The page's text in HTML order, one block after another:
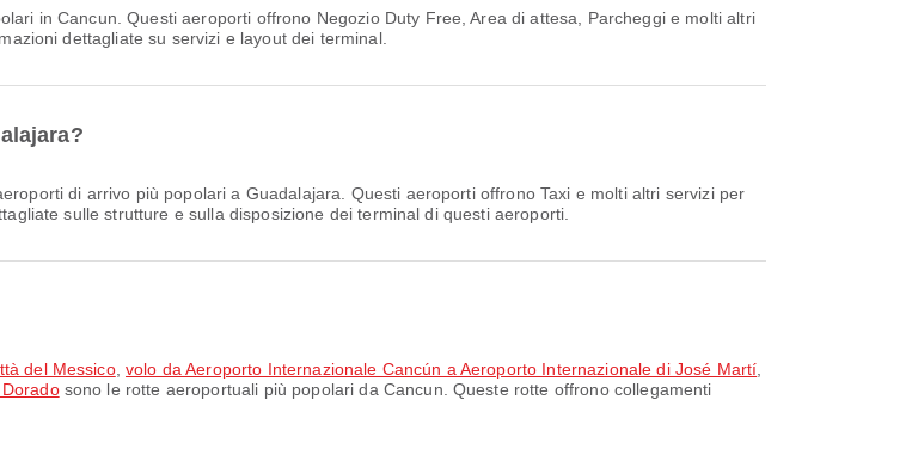
in Cancun. Questi aeroporti offrono Negozio Duty Free, Area di attesa, Parcheggi e molti altri
dettagliate su servizi e layout dei terminal.
di arrivo più popolari a Guadalajara. Questi aeroporti offrono Taxi e molti altri servizi per
sulle strutture e sulla disposizione dei terminal di questi aeroporti.
del Messico,volo da Aeroporto Internazionale Cancún a Aeroporto Internazionale di José Martí
sono le rotte aeroportuali più popolari da Cancun. Queste rotte offrono collegamenti